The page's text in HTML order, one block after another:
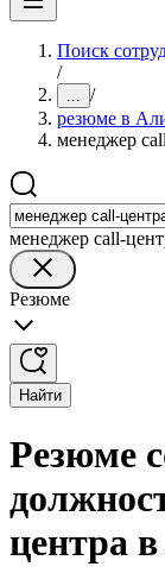
Поиск
/
... /
резюме в
менеджер
менеджер call-
Резюме
Найти
Резюме
центра